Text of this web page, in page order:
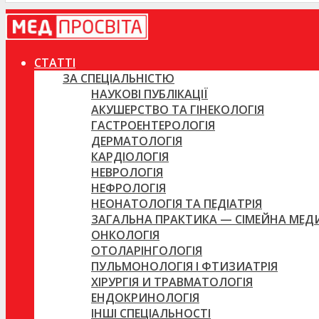
СТАТТІ
ЗА СПЕЦІАЛЬНІСТЮ
НАУКОВІ ПУБЛІКАЦІЇ
АКУШЕРСТВО ТА ГІНЕКОЛОГІЯ
ГАСТРОЕНТЕРОЛОГІЯ
ДЕРМАТОЛОГІЯ
КАРДІОЛОГІЯ
НЕВРОЛОГІЯ
НЕФРОЛОГІЯ
НЕОНАТОЛОГІЯ ТА ПЕДІАТРІЯ
ЗАГАЛЬНА ПРАКТИКА — СІМЕЙНА
ОНКОЛОГІЯ
ОТОЛАРІНГОЛОГІЯ
ПУЛЬМОНОЛОГІЯ І ФТИЗИАТРІЯ
ХІРУРГІЯ И ТРАВМАТОЛОГІЯ
ЕНДОКРИНОЛОГІЯ
ІНШІ СПЕЦІАЛЬНОСТІ